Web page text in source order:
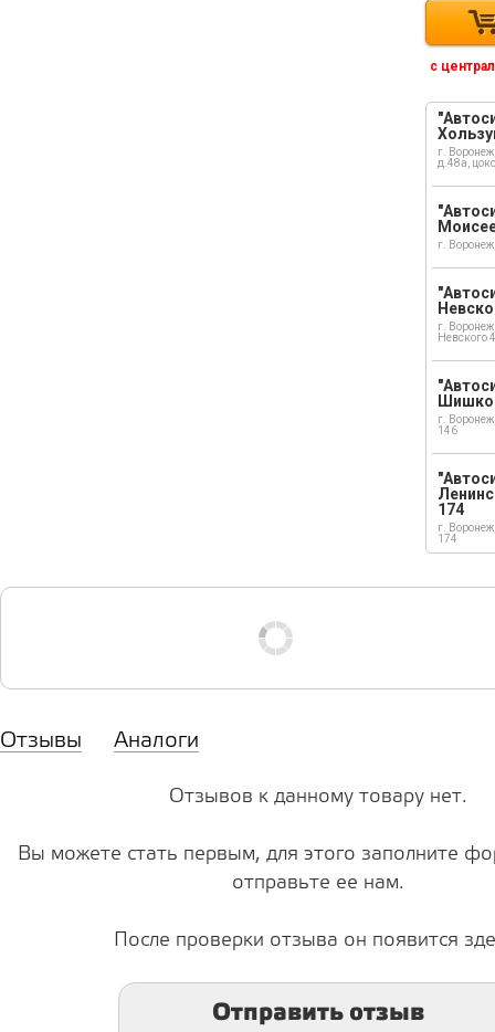
с
г.
д.48а,
г.
г.
Невского
г.
146
174
г.
174
Отзывы Аналоги
Отзывов к данному товару нет.
Вы можете стать первым, для этого заполните
отправьте ее нам.
После проверки отзыва он появится
Отправить отзыв